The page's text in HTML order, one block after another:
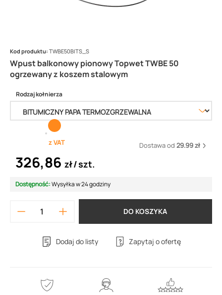
Wpust balkonowy pionowy Topwet TWBE 50
ogrzewany z koszem stalowym
Kod produktu: TWBE50BITS_S
Rodzaj kołnierza
z VAT Dostawa od 29.99 zł
326,86 zł szt.
Dostępność:Wysyłka w 24 godziny
DO KOSZYKA
Dodaj do listy Zapytaj o ofertę